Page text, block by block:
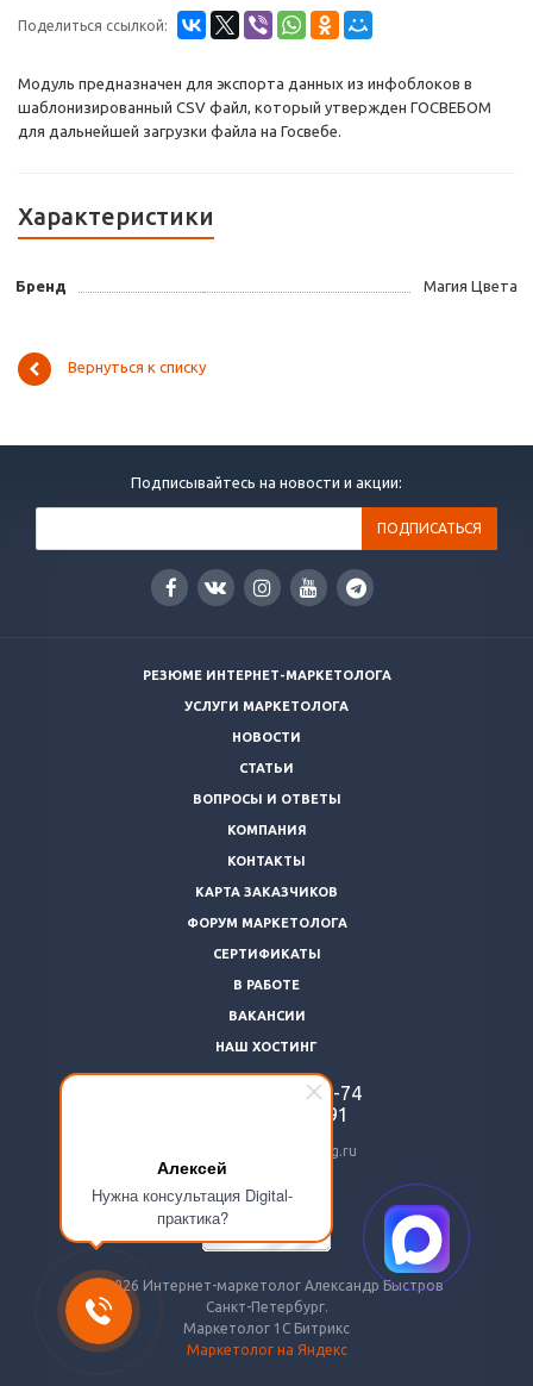
Алексей
Нужна консультация Digital-
практика?
Поделиться ссылкой:
Модуль предназначен для экспорта данных из инфоблоков в
шаблонизированный CSV файл, который утвержден ГОСВЕБОМ
для дальнейшей загрузки файла на Госвебе.
Характеристики
Бренд Магия Цвета
Вернуться к списку
Подписывайтесь на новости и акции:
РЕЗЮМЕ ИНТЕРНЕТ-МАРКЕТОЛОГА
УСЛУГИ МАРКЕТОЛОГА
НОВОСТИ
СТАТЬИ
ВОПРОСЫ И ОТВЕТЫ
КОМПАНИЯ
КОНТАКТЫ
КАРТА ЗАКАЗЧИКОВ
ФОРУМ МАРКЕТОЛОГА
СЕРТИФИКАТЫ
В РАБОТЕ
ВАКАНСИИ
НАШ ХОСТИНГ
922-48-74
869-64-91
24@livemarketolog.ru
© 2026 Интернет-маркетолог Александр Быстров
Санкт-Петербург.
Маркетолог 1С Битрикс
Маркетолог на Яндекс